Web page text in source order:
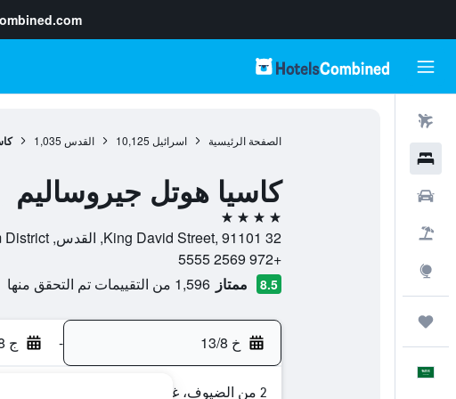
الصفحة الرئيسية اسرائيل 10,125 القدس 1,035
كاسيا هوتل جيروساليم
4 نجوم
32 King David Street, 91101, القدس, Jerusalem District, اسرائيل
+972 2569 5555
8.5 ممتاز 1,596 من التقييمات تم التحقق منها
خ 13/8 - ج 14/8
2 من الضيوف، غرفة واحدة